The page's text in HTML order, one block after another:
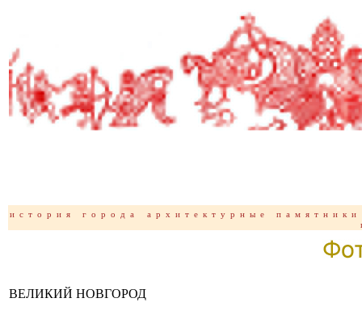
история города
архитектурные памятники
ВЕЛИКИЙ НОВГОРОД